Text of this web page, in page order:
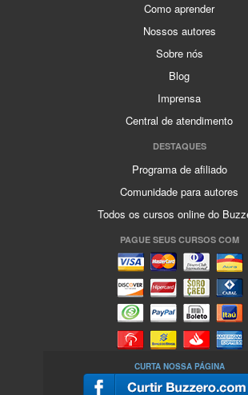
Como aprender
Nossos autores
Sobre nós
Blog
Imprensa
Central de atendimento
DESTAQUES
Programa de afiliado
Comunidade para autores
Todos os cursos online do
PAGUE SEUS CURSOS COM
CURTA NOSSA PÁGINA